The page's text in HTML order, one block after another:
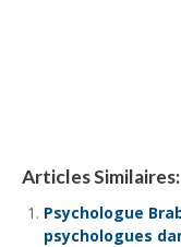
Articles Similaires:
Psychologue
psychologues